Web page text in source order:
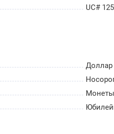
UC# 125
Доллар
Монеты